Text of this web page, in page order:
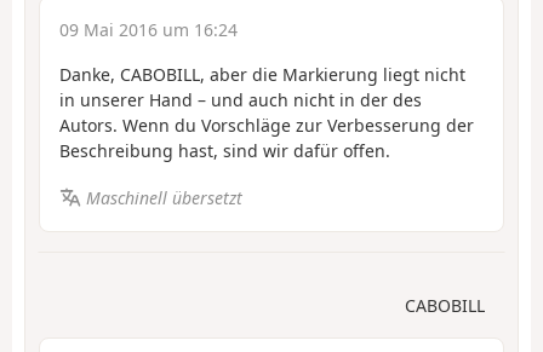
09 Mai 2016 um 16:24
Danke, CABOBILL, aber die Markierung liegt nicht
in unserer Hand – und auch nicht in der des
Autors. Wenn du Vorschläge zur Verbesserung der
Beschreibung hast, sind wir dafür offen.
Maschinell übersetzt
CABOBILL